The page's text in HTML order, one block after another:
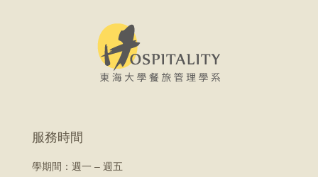
服務時間
學期間： 週一 – 週五